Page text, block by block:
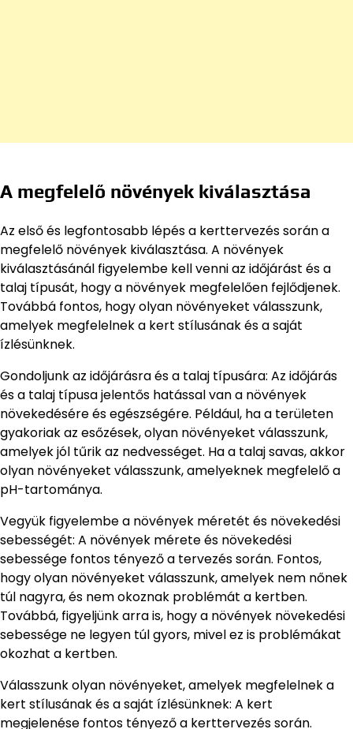
A megfelelő növények kiválasztása
Az első és legfontosabb lépés a kerttervezés során a
megfelelő növények kiválasztása. A növények
kiválasztásánál figyelembe kell venni az időjárást és a
talaj típusát, hogy a növények megfelelően fejlődjenek.
Továbbá fontos, hogy olyan növényeket válasszunk,
amelyek megfelelnek a kert stílusának és a saját
ízlésünknek.
Gondoljunk az időjárásra és a talaj típusára: Az időjárás
és a talaj típusa jelentős hatással van a növények
növekedésére és egészségére. Például, ha a területen
gyakoriak az esőzések, olyan növényeket válasszunk,
amelyek jól tűrik az nedvességet. Ha a talaj savas, akkor
olyan növényeket válasszunk, amelyeknek megfelelő a
pH-tartománya.
Vegyük figyelembe a növények méretét és növekedési
sebességét: A növények mérete és növekedési
sebessége fontos tényező a tervezés során. Fontos,
hogy olyan növényeket válasszunk, amelyek nem nőnek
túl nagyra, és nem okoznak problémát a kertben.
Továbbá, figyeljünk arra is, hogy a növények növekedési
sebessége ne legyen túl gyors, mivel ez is problémákat
okozhat a kertben.
Válasszunk olyan növényeket, amelyek megfelelnek a
kert stílusának és a saját ízlésünknek: A kert
megjelenése fontos tényező a kerttervezés során.